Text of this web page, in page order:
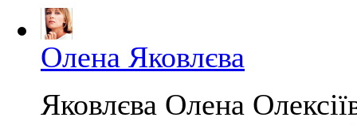
Олена Яковлєва
Яковлєва Олена